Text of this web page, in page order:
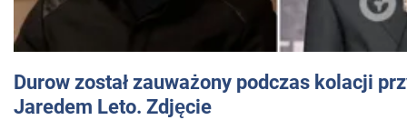
Durow został zauważony podczas kolacji
Jaredem Leto. Zdjęcie